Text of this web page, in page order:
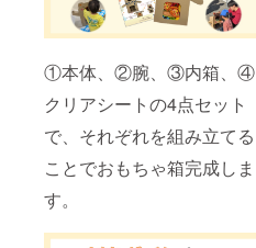
①本体、②腕、③内箱、④
クリアシートの4点セット
で、それぞれを組み立てる
ことでおもちゃ箱完成しま
す。